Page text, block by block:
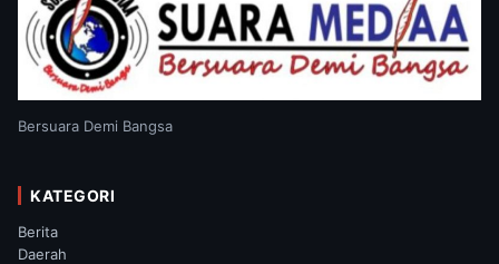
Bersuara Demi Bangsa
KATEGORI
Berita
Daerah